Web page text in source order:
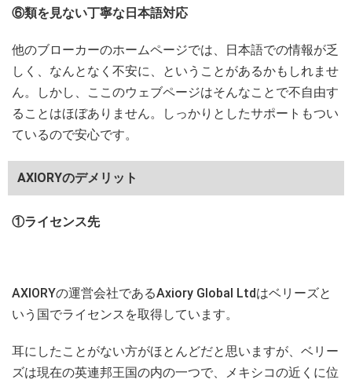
⑥類を見ない丁寧な日本語対応
他のブローカーのホームページでは、日本語での情報が乏
しく、なんとなく不安に、ということがあるかもしれませ
ん。しかし、ここのウェブページはそんなことで不自由す
ることはほぼありません。しっかりとしたサポートもつい
ているので安心です。
AXIORYのデメリット
①ライセンス先
AXIORYの運営会社であるAxiory Global Ltdはベリーズと
いう国でライセンスを取得しています。
耳にしたことがない方がほとんどだと思いますが、ベリー
ズは現在の英連邦王国の内の一つで、メキシコの近くに位